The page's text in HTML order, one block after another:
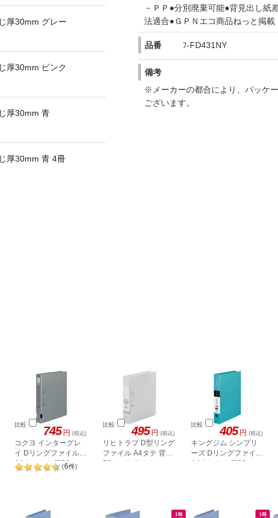
－ＰＰ●分別廃棄可能●背見出し紙
法適合●ＧＰＮエコ商品ねっと掲載
品番 ﾌ-FD431NY
備考
※メーカーの都合により、パッケ
ございます。
厚30mm グレー
厚30mm ピンク
厚30mm 青
厚30mm 青 4冊
比較 745 円 (税込)
コクヨ インターグレ
イ Dリングファイル
A4タテ とじ厚30mm
グレー
(6件)
比較 495 円 (税込)
リヒトラブ D型リング
ファイル A4タテ 背幅
56mm クリアー
比較 405 円 (税込)
キングジム シンプリ
ーズ Dリングファイル
A4タテ とじ厚32mm